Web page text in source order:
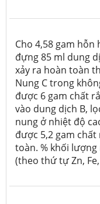
Cho 4,58 gam hỗn
đựng 85 ml dung
xảy ra hoàn toàn
Nung C trong
được 6 gam chất
vào dung dịch B,
nung ở nhiệt độ
được 5,2 gam chất
toàn. % khối
(theo thứ tự Zn, Fe,